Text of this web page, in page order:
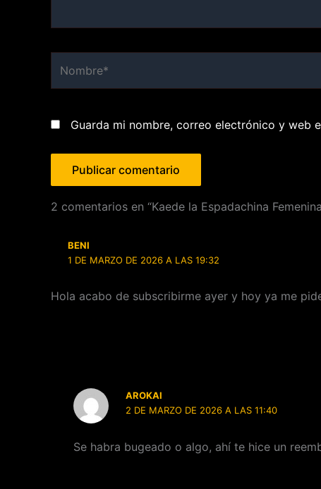
Guarda mi nombre, correo electrónico y web
2 comentarios en “Kaede la Espadachina
BENI
1 DE MARZO DE 2026 A LAS 19:32
Hola acabo de subscribirme ayer y hoy ya me
AROKAI
2 DE MARZO DE 2026 A LAS 11:40
Se habra bugeado o algo, ahí te hice un